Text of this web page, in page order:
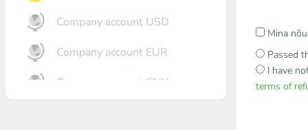
Company account USD
Company account EUR
Company account CNY
Mina
Passed
I have
terms of